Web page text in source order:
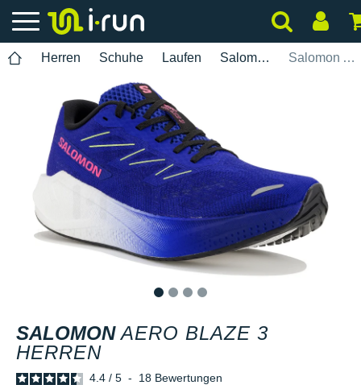
Herren Schuhe Laufen Salomon Salomon Aero Blaze 3 Herren
SALOMON AERO BLAZE 3
HERREN
4.4 / 5 - 18 Bewertungen